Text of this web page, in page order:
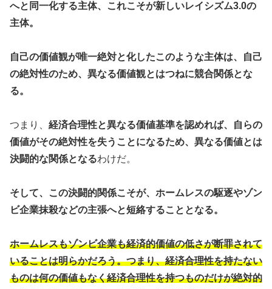
へと同一化する主体、これこそが新しいレイシズム3.0の
主体。
自己の価値観が唯一絶対と化したこのような主体は、自己
の絶対性のため、異なる価値観とはつねに競合関係とな
る。
つまり、 経済合理性と異なる価値基準を認めれば、自らの
価値がその絶対性を失うことになるため、異なる価値とは
決闘的な関係となるわけだ。
そして、この決闘的関係こそが、ホームレスの駆逐やゾン
ビ企業抹殺などの主張へと短絡することとなる。
ホームレスもゾンビ企業も経済的価値の低さが断罪されて
いることは明らかだろう。つまり、経済合理性を持たない
ものは何の価値もなく経済合理性を持つものだけが絶対的